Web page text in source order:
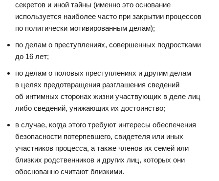
секретов и иной тайны (именно это основание
используется наиболее часто при закрытии процессов
по политически мотивированным делам);
по делам о преступлениях, совершенных подростками
до 16 лет;
по делам о половых преступлениях и другим делам
в целях предотвращения разглашения сведений
об интимных сторонах жизни участвующих в деле лиц
либо сведений, унижающих их достоинство;
в случае, когда этого требуют интересы обеспечения
безопасности потерпевшего, свидетеля или иных
участников процесса, а также членов их семей или
близких родственников и других лиц, которых они
обоснованно считают близкими.